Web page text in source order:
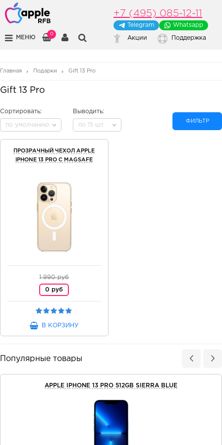
МЕНЮ
0
+7 (495) 085-12-11
Telegram Whatsapp
Акции Поддержка
Главная Подарки Gift 13 Pro
Gift 13 Pro
Сортировать:
по умолчанию
Выводить:
по 15 шт
ФИЛЬТР
ПРОЗРАЧНЫЙ ЧЕХОЛ APPLE
IPHONE 13 PRO C MAGSAFE
1 990 руб
0 руб
В КОРЗИНУ
Популярные товары
APPLE IPHONE 13 PRO 512GB SIERRA BLUE